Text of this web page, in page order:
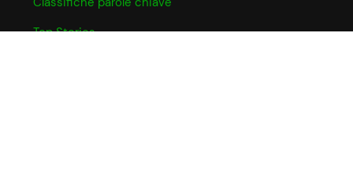
Top Stories